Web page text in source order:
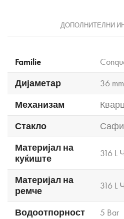
ДОПОЛНИТЕЛНИ
Familie
Дијаметар
36 mm
Механизам
Стакло
Материјал на
куќиште
316 L
Материјал на
ремче
316 L
Водоотпорност
5 Bar